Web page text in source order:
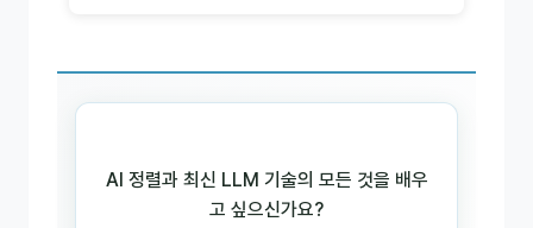
AI 정렬과 최신 LLM 기술의 모든 것을 배우
고 싶으신가요?